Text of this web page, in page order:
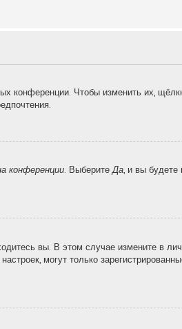
конференции. Чтобы изменить их,
конференции. ВыберитеДа, и вы будете
вы. В этом случае измените в
могут только